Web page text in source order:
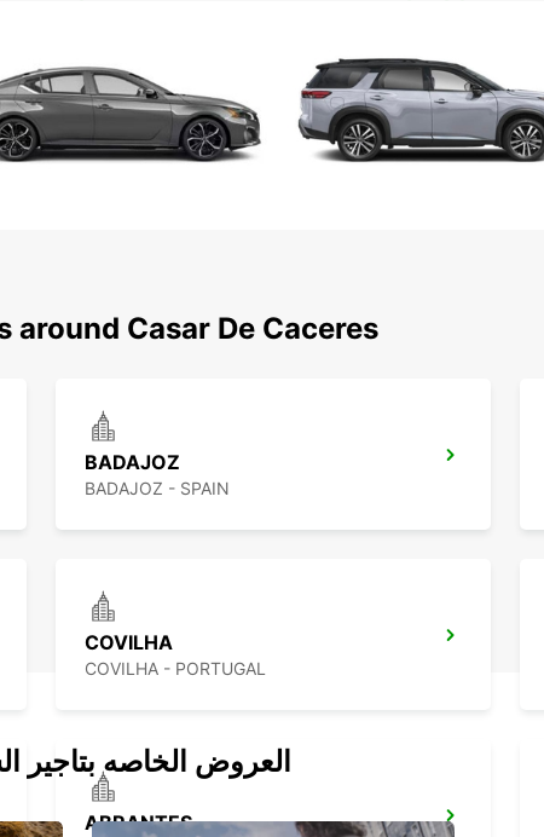
Casar De Caceres
BADAJOZ
BADAJOZ - SPAIN
COVILHA
COVILHA - PORTUGAL
ABRANTES
العروض الخاصه بتاجير